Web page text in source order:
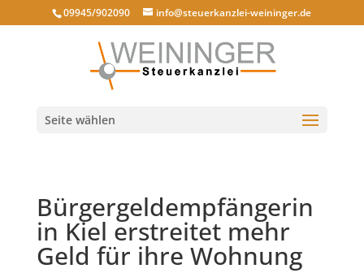
09945/902090 info@steuerkanzlei-weininger.de
Seite wählen
Bürgergeldempfängerin
in Kiel erstreitet mehr
Geld für ihre Wohnung